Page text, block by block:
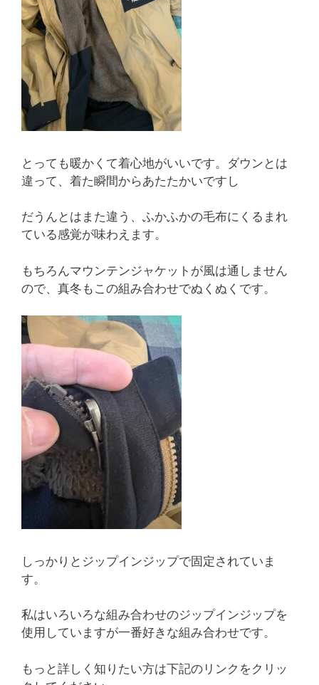
とっても暖かくて着心地がいいです。ダウンとは
違って、着た瞬間からあたたかいですし
だうんとはまた違う、ふかふかの毛布にくるまれ
ている感覚が味わえます。
もちろんマウンテンジャケットが風は通しません
ので、真冬もこの組み合わせでぬくぬくです。
しっかりとジップインジップで固定されていま
す。
私はいろいろな組み合わせのジップインジップを
使用していますが一番好きな組み合わせです。
もっと詳しく知りたい方は下記のリンクをクリッ